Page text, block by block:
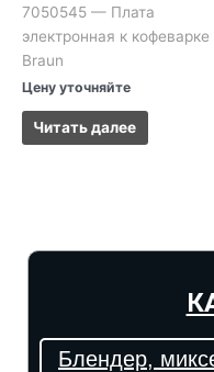
7050545 — Плата
электронная к кофеварке
Braun
Цену уточняйте
Читать далее
Блендер,